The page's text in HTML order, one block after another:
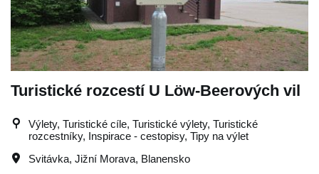
Turistické rozcestí U Löw-Beerových vil
Výlety, Turistické cíle, Turistické výlety, Turistické
rozcestníky, Inspirace - cestopisy, Tipy na výlet
Svitávka, Jižní Morava, Blanensko